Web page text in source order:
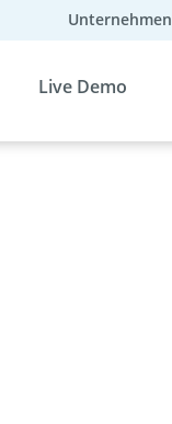
Unternehmen
Live Demo